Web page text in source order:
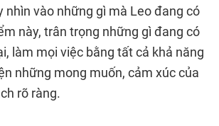
nhìn vào những gì mà Leo đang có
này, trân trọng những gì đang có
làm mọi việc bằng tất cả khả năng
những mong muốn, cảm xúc của
rõ ràng.